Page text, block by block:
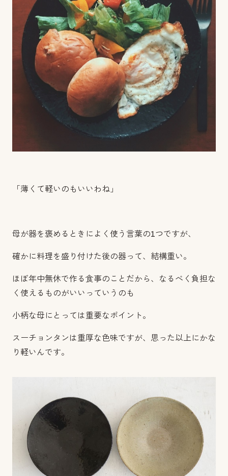
「薄くて軽いのもいいわね」
母が器を褒めるときによく使う言葉の1つですが、
確かに料理を盛り付けた後の器って、結構重い。
ほぼ年中無休で作る食事のことだから、なるべく負担な
く使えるものがいいっていうのも
小柄な母にとっては重要なポイント。
スーチョンタンは重厚な色味ですが、思った以上にかな
り軽いんです。